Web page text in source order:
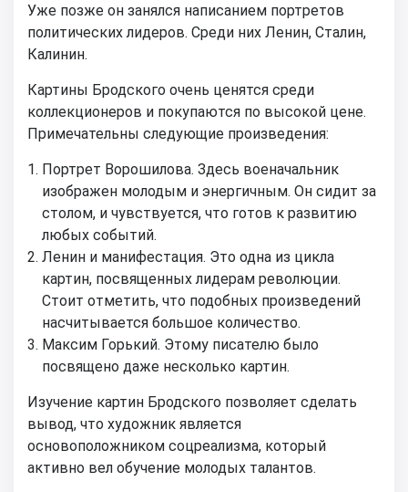
Уже позже он занялся написанием портретов
политических лидеров. Среди них Ленин, Сталин,
Калинин.
Картины Бродского очень ценятся среди
коллекционеров и покупаются по высокой цене.
Примечательны следующие произведения:
Портрет Ворошилова. Здесь военачальник
изображен молодым и энергичным. Он сидит за
столом, и чувствуется, что готов к развитию
любых событий.
Ленин и манифестация. Это одна из цикла
картин, посвященных лидерам революции.
Стоит отметить, что подобных произведений
насчитывается большое количество.
Максим Горький. Этому писателю было
посвящено даже несколько картин.
Изучение картин Бродского позволяет сделать
вывод, что художник является
основоположником соцреализма, который
активно вел обучение молодых талантов.